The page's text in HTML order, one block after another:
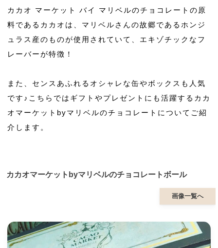
カカオ マーケット バイ マリベルのチョコレートの原
料であるカカオは、マリベルさんの故郷であるホンジ
ュラス産のものが使用されていて、エキゾチックなフ
レーバーが特徴！
また、センスあふれるオシャレな缶やボックスも人気
です♪こちらではギフトやプレゼントにも活躍するカカ
オマーケットbyマリベルのチョコレートについてご紹
介します。
カカオマーケットbyマリベルのチョコレートボール
画像一覧へ